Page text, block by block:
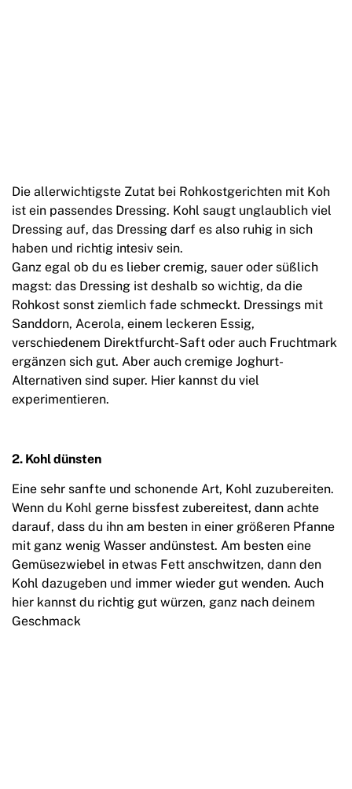
Die allerwichtigste Zutat bei Rohkostgerichten mit Koh
ist ein passendes Dressing. Kohl saugt unglaublich viel
Dressing auf, das Dressing darf es also ruhig in sich
haben und richtig intesiv sein.
Ganz egal ob du es lieber cremig, sauer oder süßlich
magst: das Dressing ist deshalb so wichtig, da die
Rohkost sonst ziemlich fade schmeckt. Dressings mit
Sanddorn, Acerola, einem leckeren Essig,
verschiedenem Direktfurcht-Saft oder auch Fruchtmark
ergänzen sich gut. Aber auch cremige Joghurt-
Alternativen sind super. Hier kannst du viel
experimentieren.
2. Kohl dünsten
Eine sehr sanfte und schonende Art, Kohl zuzubereiten.
Wenn du Kohl gerne bissfest zubereitest, dann achte
darauf, dass du ihn am besten in einer größeren Pfanne
mit ganz wenig Wasser andünstest. Am besten eine
Gemüsezwiebel in etwas Fett anschwitzen, dann den
Kohl dazugeben und immer wieder gut wenden. Auch
hier kannst du richtig gut würzen, ganz nach deinem
Geschmack